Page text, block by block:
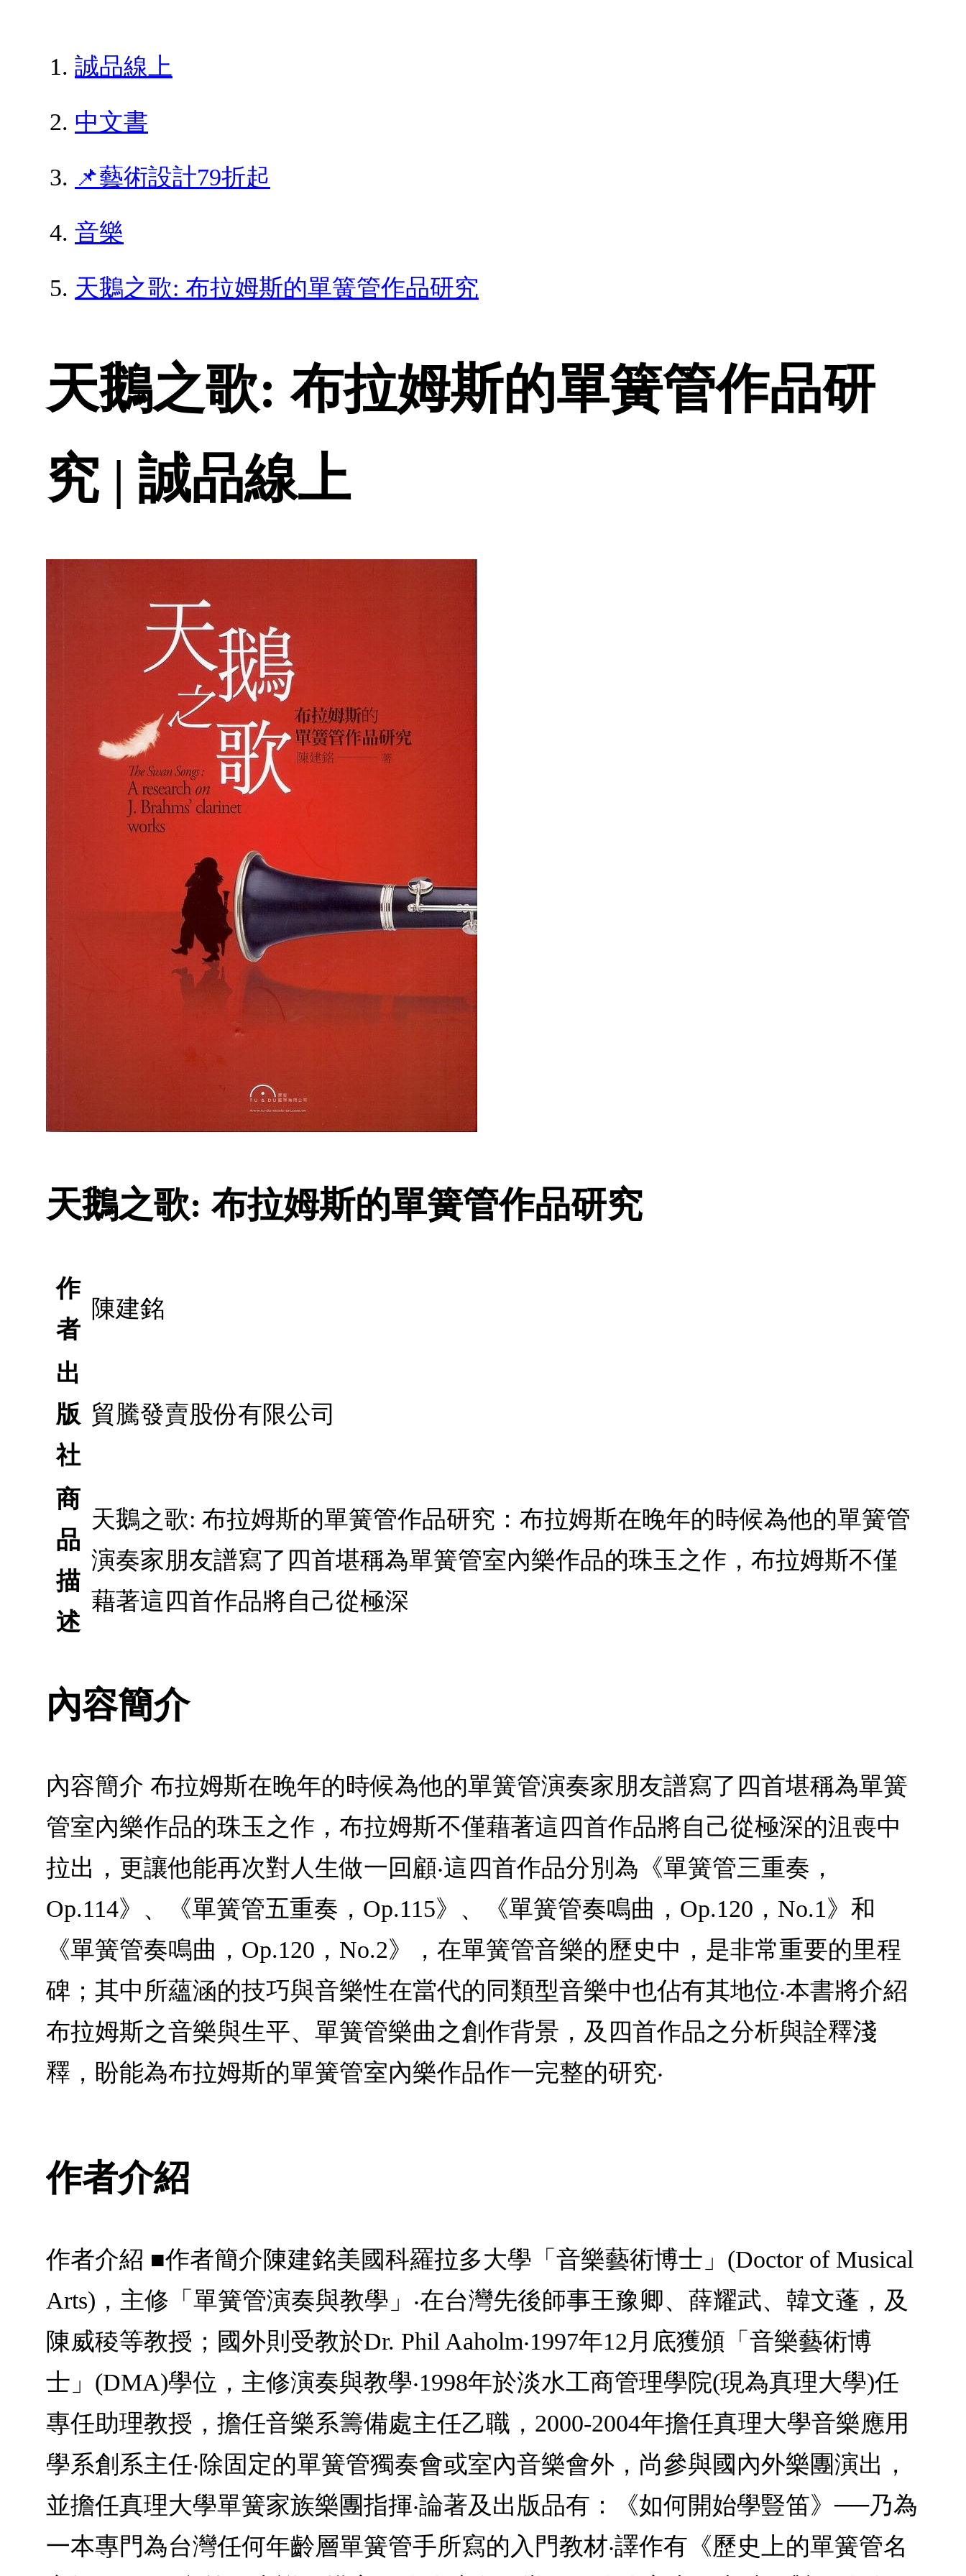
誠品線上
中文書
📌藝術設計79折起
音樂
天鵝之歌: 布拉姆斯的單簧管作品研究
天鵝之歌: 布拉姆斯的單簧管作品研
究 | 誠品線上
天鵝之歌: 布拉姆斯的單簧管作品研究
作
者
陳建銘
出
版
社
貿騰發賣股份有限公司
商
品
描
述
天鵝之歌: 布拉姆斯的單簧管作品研究：布拉姆斯在晚年的時候為他的單簧管
演奏家朋友譜寫了四首堪稱為單簧管室內樂作品的珠玉之作，布拉姆斯不僅
藉著這四首作品將自己從極深
內容簡介
內容簡介 布拉姆斯在晚年的時候為他的單簧管演奏家朋友譜寫了四首堪稱為單簧
管室內樂作品的珠玉之作，布拉姆斯不僅藉著這四首作品將自己從極深的沮喪中
拉出，更讓他能再次對人生做一回顧‧這四首作品分別為《單簧管三重奏，
Op.114》、《單簧管五重奏，Op.115》、《單簧管奏鳴曲，Op.120，No.1》和
《單簧管奏鳴曲，Op.120，No.2》，在單簧管音樂的歷史中，是非常重要的里程
碑；其中所蘊涵的技巧與音樂性在當代的同類型音樂中也佔有其地位‧本書將介紹
布拉姆斯之音樂與生平、單簧管樂曲之創作背景，及四首作品之分析與詮釋淺
釋，盼能為布拉姆斯的單簧管室內樂作品作一完整的研究‧
作者介紹
作者介紹 ■作者簡介陳建銘美國科羅拉多大學「音樂藝術博士」(Doctor of Musical
Arts)，主修「單簧管演奏與教學」‧在台灣先後師事王豫卿、薛耀武、韓文蓬，及
陳威稜等教授；國外則受教於Dr. Phil Aaholm‧1997年12月底獲頒「音樂藝術博
士」(DMA)學位，主修演奏與教學‧1998年於淡水工商管理學院(現為真理大學)任
專任助理教授，擔任音樂系籌備處主任乙職，2000-2004年擔任真理大學音樂應用
學系創系主任‧除固定的單簧管獨奏會或室內音樂會外，尚參與國內外樂團演出，
並擔任真理大學單簧家族樂團指揮‧論著及出版品有：《如何開始學豎笛》──乃為
一本專門為台灣任何年齡層單簧管手所寫的入門教材‧譯作有《歷史上的單簧管名